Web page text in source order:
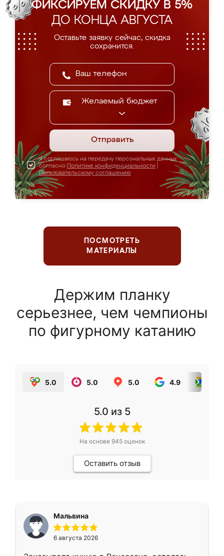
ФИКСИРУЕМ СКИДКУ В 5%
ДО КОНЦА АВГУСТА
Оставьте заявку сейчас, скидка
сохранится.
Желаемый бюджет
Отправить
Я соглашаюсь на передачу персональных данных
согласно Политике конфиденциальности
Пользовательскому соглашению
ПОСМОТРЕТЬ
МАТЕРИАЛЫ
Держим планку
серьезнее, чем чемпионы
по фигурному катанию
5.0 5.0 5.0 4.9
5.0 из 5
На основе 945оценок
Оставить отзыв
Мальвина
6 августа 2026